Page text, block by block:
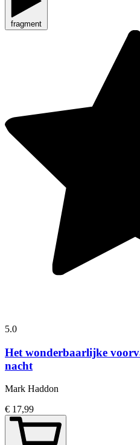
fragment
5.0
Het wonderbaarlijke
nacht
Mark Haddon
€ 17,99